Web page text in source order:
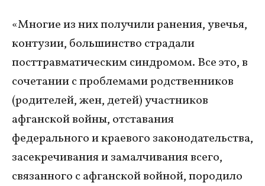
«Многие из них получили ранения, увечья,
контузии, большинство страдали
посттравматическим синдромом. Все это, в
сочетании с проблемами родственников
(родителей, жен, детей) участников
афганской войны, отставания
федерального и краевого законодательства,
засекречивания и замалчивания всего,
связанного с афганской войной, породило